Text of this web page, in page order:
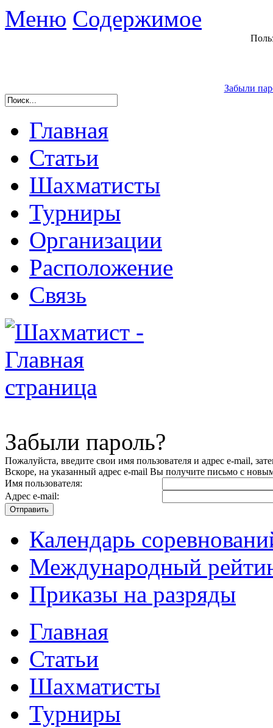
Меню Содержимое
Забыли
Главная
Статьи
Шахматисты
Турниры
Организации
Расположение
Связь
Забыли пароль?
Пожалуйста, введите свои имя пользователя и адрес e-mail,
Вскоре, на указанный адрес e-mail Вы получите письмо с
Имя пользователя:
Адрес e-mail:
Календарь
Международный
Приказы на разряды
Главная
Статьи
Шахматисты
Турниры